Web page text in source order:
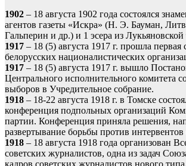
1902 – 18 августа 1902 года состоялся
агентов газеты «Искра» (Н. Э. Бауман,
Гальперин и др.) и 1 эсера из
1917 – 18 (5) августа 1917 г. прошла первая
белорусских националистических
1917 – 18 (5) августа 1917 г. вышло
Центрального исполнительного комитета
выборов в Учредительное собрание.
1918 – 18-22 августа 1918 г. в Томске
конференция подпольных организаций
партии. Конференция приняла решения,
развертывание борьбы против интервентов
1918 – 18 августа 1918 года организован
советских журналистов, одна из задач